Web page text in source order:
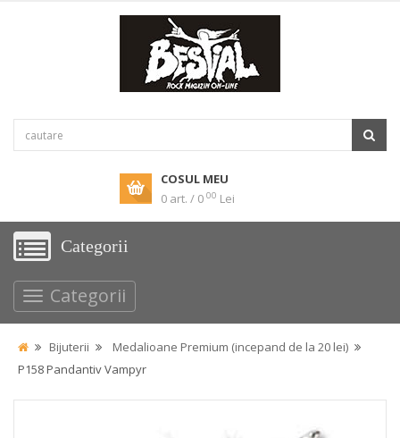
COSUL MEU
0 art. / 0 00 Lei
Categorii
Categorii
Bijuterii
Medalioane Premium (incepand de la 20 lei)
P158 Pandantiv Vampyr